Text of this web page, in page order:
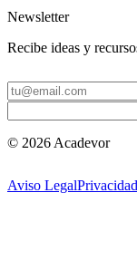
Newsletter
Recibe ideas y
© 2026 Acadevor
Aviso LegalPrivacidad